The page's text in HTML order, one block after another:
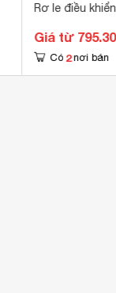
Rơ le điều
Giá từ
Có 2 nơi bán